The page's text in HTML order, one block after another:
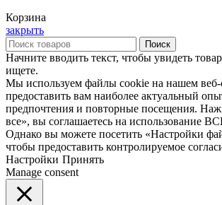
Корзина
закрыть
Поиск
Начните вводить текст, чтобы увидеть
ищете.
Мы используем файлы cookie на нашем веб-
предоставить вам наиболее актуальный
предпочтения и повторные посещения.
все», вы соглашаетесь на использование
Однако вы можете посетить «Настройки
чтобы предоставить контролируемое
Настройки Принять
Manage consent